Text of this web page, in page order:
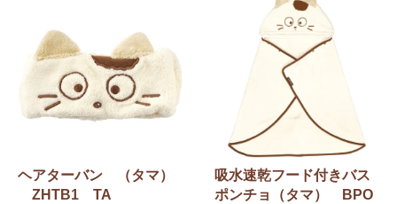
ヘアターバン （タマ）
ZHTB1 TA
吸水速乾フード付きバス
ポンチョ（タマ） BPO